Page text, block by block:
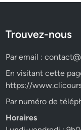
Trouvez-nous
Par email :
En visitant cette
https://
Par numéro de
Horaires